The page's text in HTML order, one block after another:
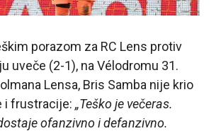
porazom za RC Lens protiv
uveče (2-1), na Vélodromu 31.
Lensa, Bris Samba nije krio
i frustracije: „Teško je večeras.
ofanzivno i defanzivno.